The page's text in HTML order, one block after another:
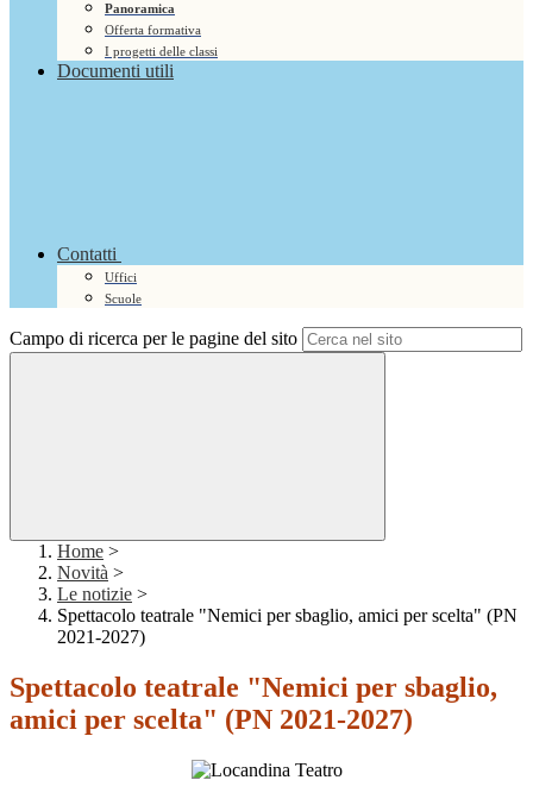
Panoramica
Offerta formativa
I progetti delle classi
Documenti utili
Contatti
Uffici
Scuole
Campo di ricerca per le pagine del sito
Home >
Novità >
Le notizie >
Spettacolo teatrale "Nemici per sbaglio, amici per scelta" (PN
2021-2027)
Spettacolo teatrale "Nemici per sbaglio,
amici per scelta" (PN 2021-2027)